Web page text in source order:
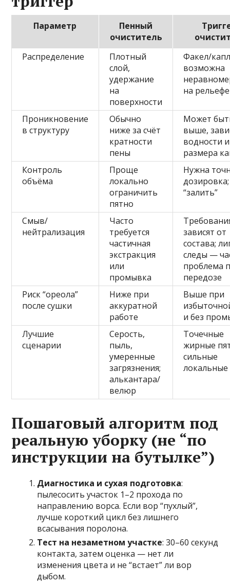
Параметр
Пенный
очиститель
Распределение
Плотный
слой,
удержание
на
поверхности
Факел/
возможна
на рельефе
Проникновение
в структуру
Обычно
ниже за счёт
кратности
пены
Может
выше,
водности и
размера
Контроль
объёма
Проще
локально
ограничить
пятно
Нужна
“залить”
Смыв/
нейтрализация
Часто
требуется
частичная
экстракция
или
промывка
зависят от
состава;
следы —
проблема
передозе
Риск “ореола”
после сушки
Ниже при
аккуратной
работе
Выше при
и без
Лучшие
сценарии
Серость,
пыль,
умеренные
загрязнения;
алькантара/
велюр
Точечные
жирные
сильные
локальные
Пошаговый алгоритм под
реальную уборку (не “по
инструкции на бутылке”)
Диагностика и сухая подготовка:
пылесосить участок 1–2 прохода по
направлению ворса. Если вор “пухлый”,
лучше короткий цикл без лишнего
всасывания поролона.
Тест на незаметном участке: 30–60 секунд
контакта, затем оценка — нет ли
изменения цвета и не “встает” ли вор
дыбом.